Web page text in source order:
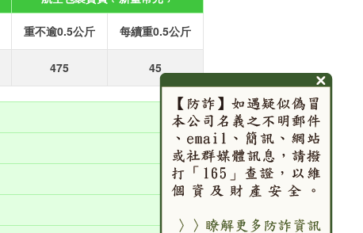
重不逾0.5公斤 每續重0.5公斤
475 45